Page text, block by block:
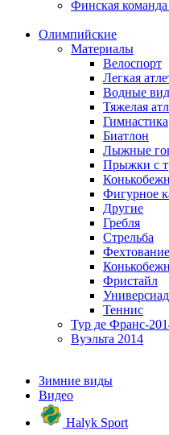
Финская команда
Олимпийские
Материалы
Велоспорт
Легкая
Водные
Тяжелая
Гимнастика
Биатлон
Лыжные
Прыжки с
Фигурное
Другие
Гребля
Стрельба
Фехтование
Фристайл
Теннис
Тур де Франс-
Вуэльта 2014
Зимние виды
Видео
Halyk Sport